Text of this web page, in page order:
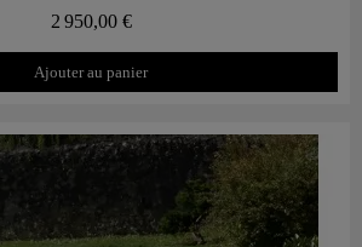
2 950,00 €
Ajouter au panier